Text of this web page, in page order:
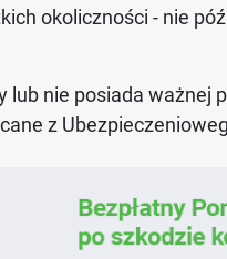
okoliczności - nie
lub nie posiada ważnej
z